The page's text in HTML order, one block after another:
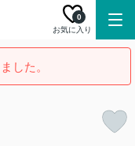
お気に入り
0
した。